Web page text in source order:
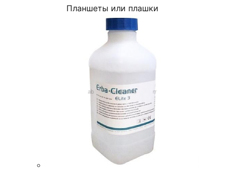
Планшеты или плашки